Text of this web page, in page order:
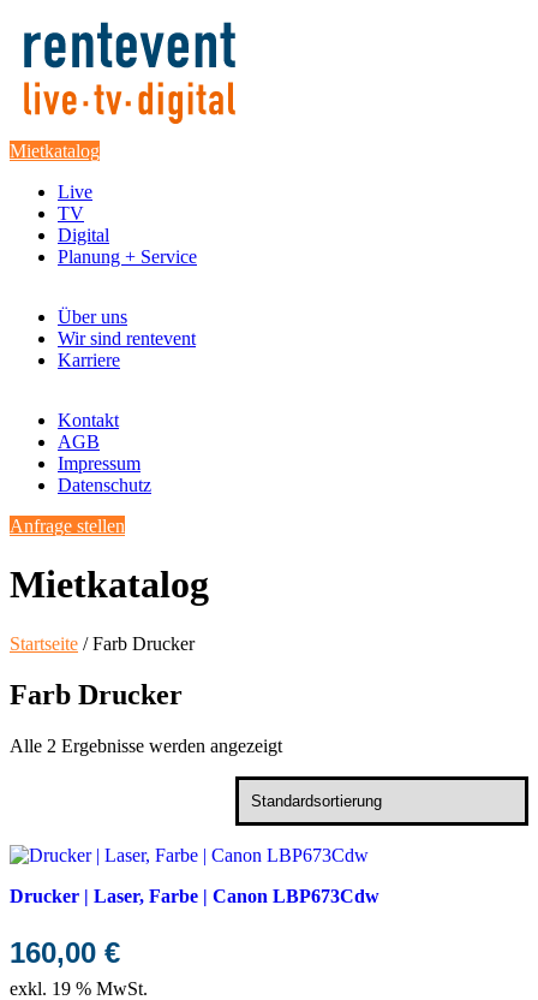
Mietkatalog
Live
TV
Digital
Planung + Service
Über uns
Wir sind rentevent
Karriere
Kontakt
AGB
Impressum
Datenschutz
Anfrage stellen
Mietkatalog
Startseite / Farb Drucker
Farb Drucker
Alle 2 Ergebnisse werden angezeigt
Drucker | Laser, Farbe | Canon LBP673Cdw
160,00 €
exkl. 19 % MwSt.